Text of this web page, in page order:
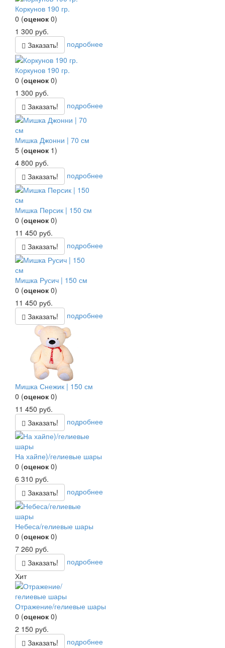
Коркунов 190 гр.
0 (оценок 0)
1 300 руб.
Заказать!
подробнее
Коркунов 190 гр.
0 (оценок 0)
1 300 руб.
Заказать!
подробнее
Мишка Джонни | 70 см
5 (оценок 1)
4 800 руб.
Заказать!
подробнее
Мишка Персик | 150 cм
0 (оценок 0)
11 450 руб.
Заказать!
подробнее
Мишка Русич | 150 см
0 (оценок 0)
11 450 руб.
Заказать!
подробнее
Мишка Снежик | 150 см
0 (оценок 0)
11 450 руб.
Заказать!
подробнее
На хайпе)/гелиевые шары
0 (оценок 0)
6 310 руб.
Заказать!
подробнее
Небеса/гелиевые шары
0 (оценок 0)
7 260 руб.
Заказать!
подробнее
Хит
Отражение/гелиевые шары
0 (оценок 0)
2 150 руб.
Заказать!
подробнее